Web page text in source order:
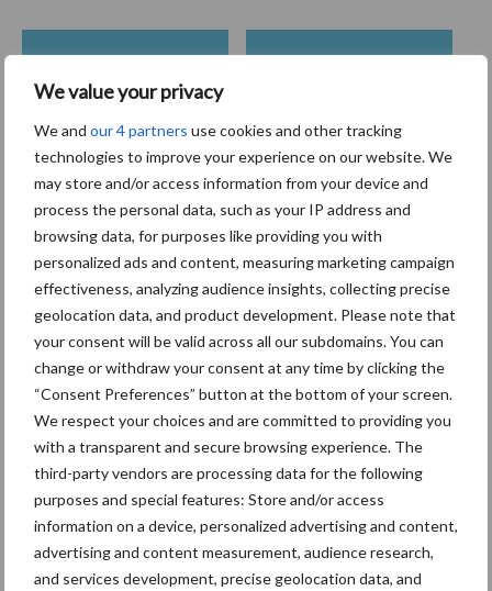
We value your privacy
We and our 4 partners use cookies and other tracking
technologies to improve your experience on our website. We
may store and/or access information from your device and
process the personal data, such as your IP address and
browsing data, for purposes like providing you with
personalized ads and content, measuring marketing campaign
effectiveness, analyzing audience insights, collecting precise
geolocation data, and product development. Please note that
your consent will be valid across all our subdomains. You can
change or withdraw your consent at any time by clicking the
“Consent Preferences” button at the bottom of your screen.
We respect your choices and are committed to providing you
with a transparent and secure browsing experience. The
third-party vendors are processing data for the following
purposes and special features: Store and/or access
information on a device, personalized advertising and content,
advertising and content measurement, audience research,
and services development, precise geolocation data, and
Primaire
Sidebar
Recent nieuws Partner nieuws
30 dec
Hervorming flexibele
arbeidscontracten kent mitsen en
maren
29 dec
Freddy van de Ridder Cleaners:
“Glazenwassen zit in m’n bloed,
maar innoveren is mijn toekomst”
Toon meer